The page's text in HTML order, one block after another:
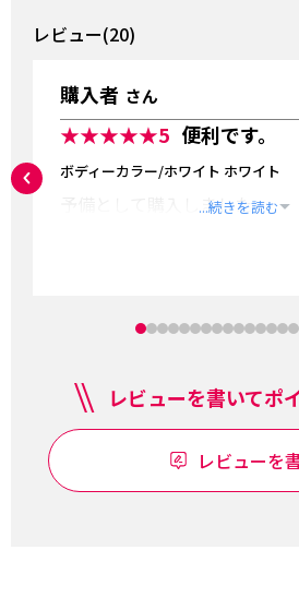
レビュー(20)
購入者 さん
★★★★★5 便利です。
ボディーカラー/ホワイト ホワイト
予備として購入しました。
...続きを読む
レビューを書いてポ
レビューを